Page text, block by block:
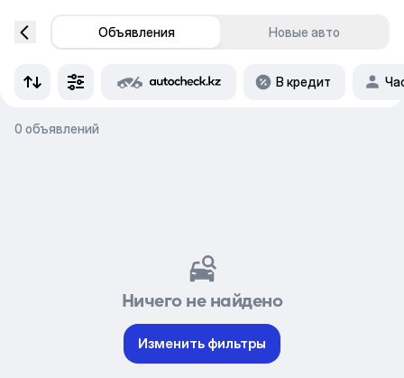
Объявления Новые авто
В кредит
0 объявлений
Ничего не найдено
Изменить фильтры